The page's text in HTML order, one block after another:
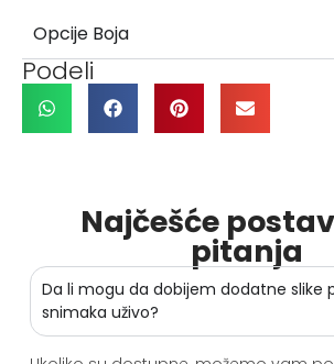
Opcije Boja
Podeli
Najčešće
pitanja
Da li mogu da dobijem dodatne slike
snimaka uživo?